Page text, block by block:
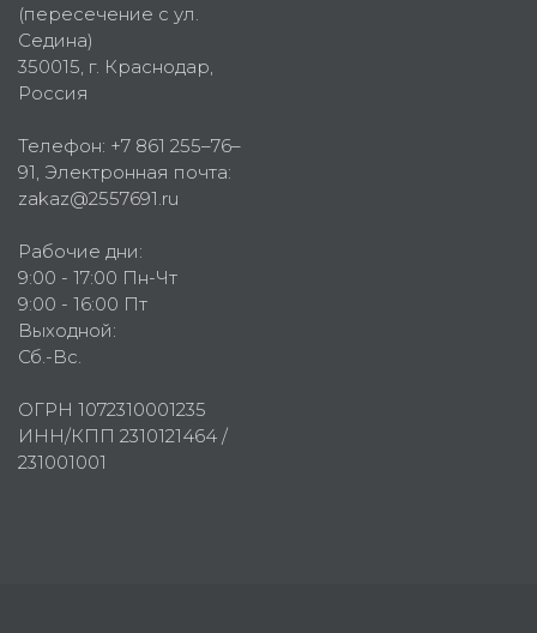
(пересечение с ул.
Седина)
350015, г. Краснодар,
Россия
Телефон: +7 861 255–76–
91, Электронная почта:
zakaz@2557691.ru
Рабочие дни:
9:00 - 17:00 Пн-Чт
9:00 - 16:00 Пт
Выходной:
Сб.-Вс.
ОГРН 1072310001235
ИНН/КПП 2310121464 /
231001001